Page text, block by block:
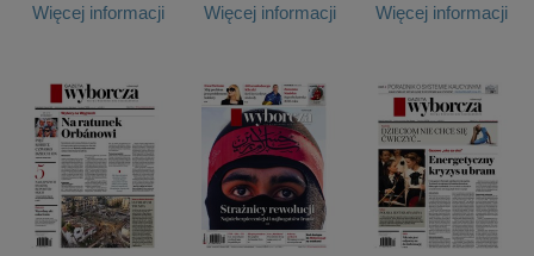
Więcej informacji
Więcej informacji
Więcej informacji